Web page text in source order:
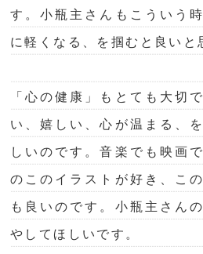
す。小瓶主さんもこういう
に軽くなる、を掴むと良いと
「心の健康」もとても大切
い、嬉しい、心が温まる、
しいのです。音楽でも映画
のこのイラストが好き、こ
も良いのです。小瓶主さん
やしてほしいです。